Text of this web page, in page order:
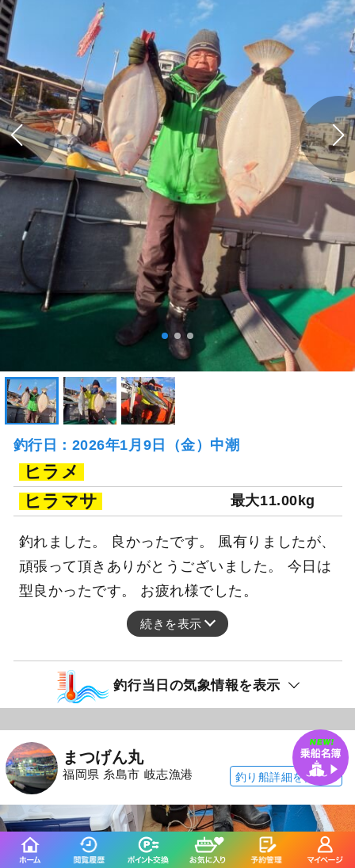
釣行日：2026年1月9日（金）中潮
ヒラメ
ヒラマサ
最大11.00kg
釣れました。 良かったです。 風有りましたが、
頑張って頂きありがとうございました。 今日は
型良かったです。 お疲れ様でした。
続きを表示
釣行当日の気象情報を表示
まつげん丸
福岡県 糸島市 岐志漁港
211日前
釣り船詳細を見る